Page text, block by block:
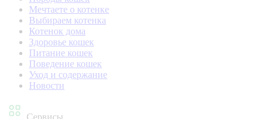
Мечтаете о котенке
Выбираем котенка
Котенок дома
Здоровье кошек
Питание кошек
Поведение кошек
Уход и содержание
Новости
Сервисы